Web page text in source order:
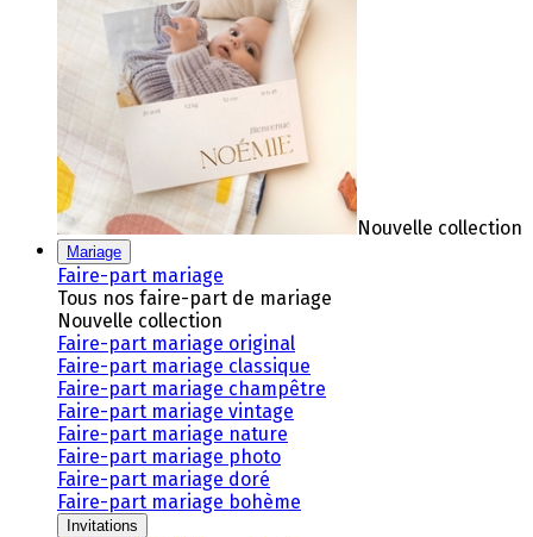
Nouvelle collection
Mariage
Faire-part mariage
Tous nos faire-part de mariage
Nouvelle collection
Faire-part mariage original
Faire-part mariage classique
Faire-part mariage champêtre
Faire-part mariage vintage
Faire-part mariage nature
Faire-part mariage photo
Faire-part mariage doré
Faire-part mariage bohème
Invitations